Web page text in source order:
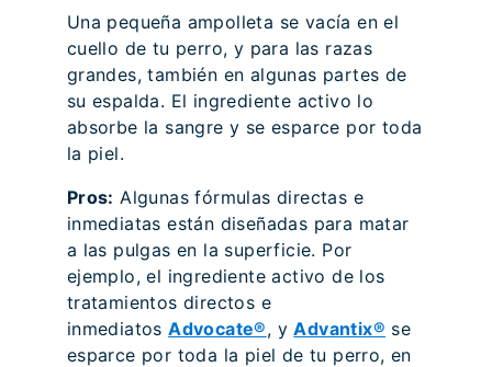
Una pequeña ampolleta se vacía en el
cuello de tu perro, y para las razas
grandes, también en algunas partes de
su espalda. El ingrediente activo lo
absorbe la sangre y se esparce por toda
la piel.
Pros: Algunas fórmulas directas e
inmediatas están diseñadas para matar
a las pulgas en la superficie. Por
ejemplo, el ingrediente activo de los
tratamientos directos e
inmediatosAdvocate®, yAdvantix® se
esparce por toda la piel de tu perro, en